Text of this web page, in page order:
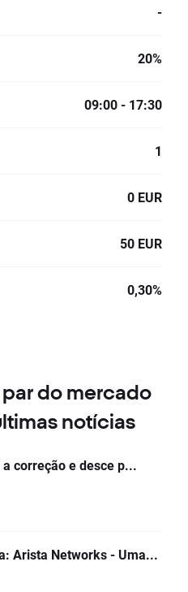
-
20%
09:00 - 17:30
1
0 EUR
50 EUR
0,30%
do mercado
notícias
correção e desce p...
Arista Networks - Uma...